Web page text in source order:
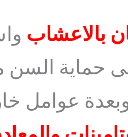
بالاعشاب
حماية
عوامل